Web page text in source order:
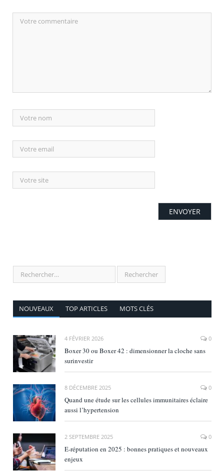
NOUVEAUX TOP ARTICLES MOTS CLÉS
4 FÉVRIER 2026 0
Boxer 30 ou Boxer 42 : dimensionner la cloche sans
surinvestir
8 DÉCEMBRE 2025 0
Quand une étude sur les cellules immunitaires éclaire
aussi l’hypertension
2 SEPTEMBRE 2025 0
E‑réputation en 2025 : bonnes pratiques et nouveaux
enjeux